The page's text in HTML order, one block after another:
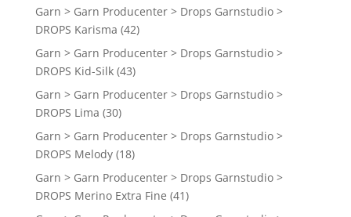
Garn > Garn Producenter > Drops Garnstudio >
DROPS Karisma (42)
Garn > Garn Producenter > Drops Garnstudio >
DROPS Kid-Silk (43)
Garn > Garn Producenter > Drops Garnstudio >
DROPS Lima (30)
Garn > Garn Producenter > Drops Garnstudio >
DROPS Melody (18)
Garn > Garn Producenter > Drops Garnstudio >
DROPS Merino Extra Fine (41)